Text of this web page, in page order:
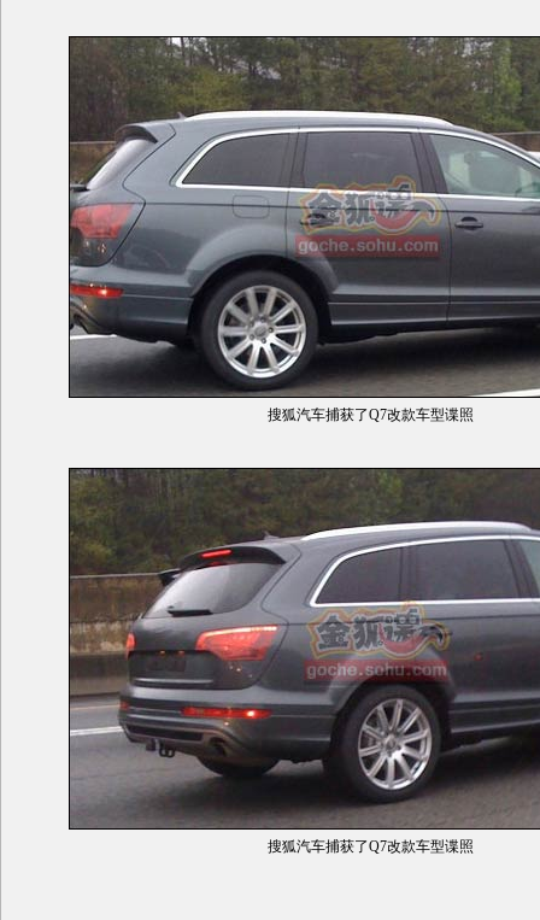
搜狐汽车捕获了Q7改款车型谍照
搜狐汽车捕获了Q7改款车型谍照